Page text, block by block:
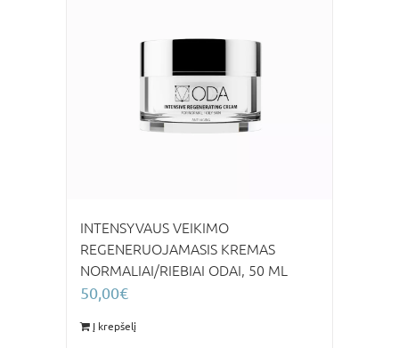
INTENSYVAUS VEIKIMO
REGENERUOJAMASIS KREMAS
NORMALIAI/RIEBIAI ODAI, 50 ML
50,00€
Į krepšelį